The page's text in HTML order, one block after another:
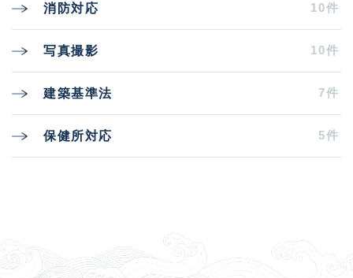
消防対応 10件
写真撮影 10件
建築基準法 7件
保健所対応 5件